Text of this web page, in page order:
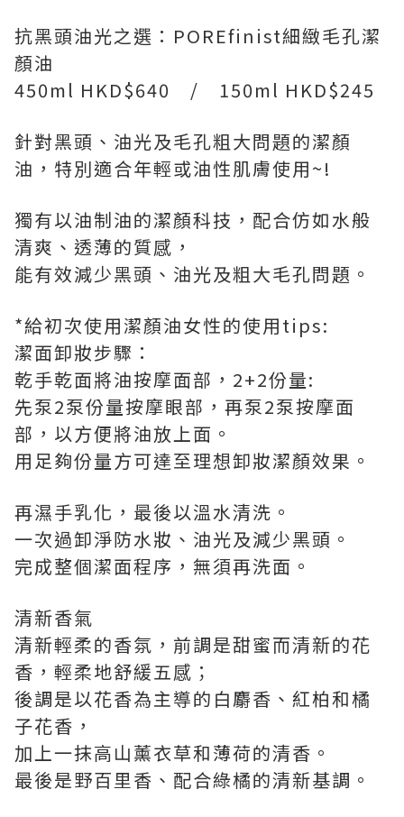
抗黑頭油光之選：POREfinist細緻毛孔潔
顏油
450ml HKD$640 / 150ml HKD$245
針對黑頭、油光及毛孔粗大問題的潔顏
油，特別適合年輕或油性肌膚使用~!
獨有以油制油的潔顏科技，配合仿如水般
清爽、透薄的質感，
能有效減少黑頭、油光及粗大毛孔問題。
*給初次使用潔顏油女性的使用tips:
潔面卸妝步驟：
乾手乾面將油按摩面部，2+2份量:
先泵2泵份量按摩眼部，再泵2泵按摩面
部，以方便將油放上面。
用足夠份量方可達至理想卸妝潔顏效果。
再濕手乳化，最後以溫水清洗。
一次過卸淨防水妝、油光及減少黑頭。
完成整個潔面程序，無須再洗面。
清新香氣
清新輕柔的香氛，前調是甜蜜而清新的花
香，輕柔地舒緩五感；
後調是以花香為主導的白麝香、紅柏和橘
子花香，
加上一抹高山薰衣草和薄荷的清香。
最後是野百里香、配合綠橘的清新基調。